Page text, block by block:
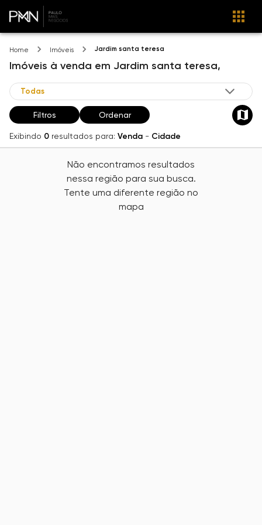
Home Imóveis Jardim santa teresa
Imóveis à venda em Jardim santa teresa,
Filtros Ordenar
Exibindo 0 resultados para: Venda - Cidade
Não encontramos resultados
nessa região para sua busca.
Tente uma diferente região no
mapa